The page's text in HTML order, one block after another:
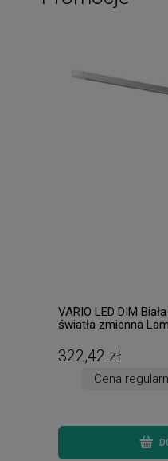
VARIO LED DIM
światła zmienna
322,42 zł
Cena